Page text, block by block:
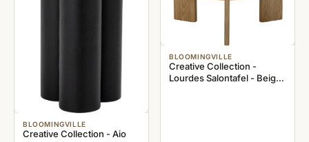
BLOOMINGVILLE
Creative Collection - Aio
BLOOMINGVILLE
Creative Collection -
Lourdes Salontafel - Beige